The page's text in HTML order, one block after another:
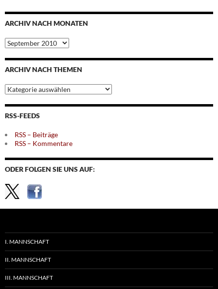
ARCHIV NACH MONATEN
Archiv
nach
Monaten
ARCHIV NACH THEMEN
Archiv
nach
Themen
RSS-FEEDS
RSS – Beiträge
RSS – Kommentare
ODER FOLGEN SIE UNS AUF:
I. MANNSCHAFT
II. MANNSCHAFT
III. MANNSCHAFT